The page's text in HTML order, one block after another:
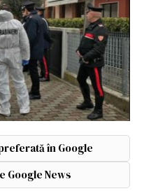
în Google
Google News